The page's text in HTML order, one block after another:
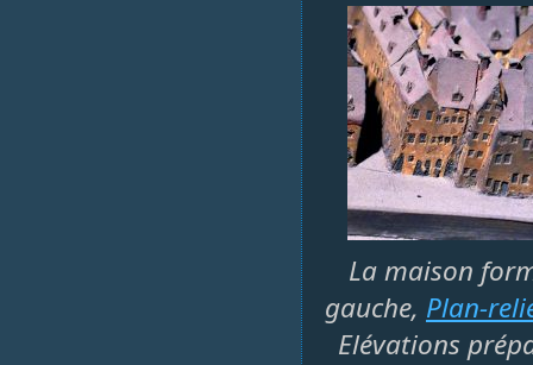
La maison
gauche, Plan-
Elévations